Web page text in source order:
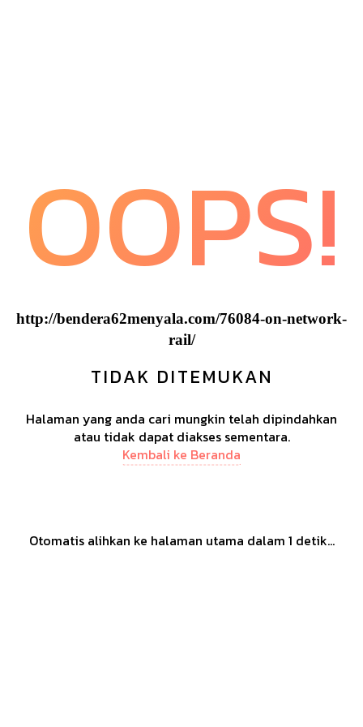
OOPS!
http://bendera62menyala.com/76084-on-network-
rail/
TIDAK DITEMUKAN
Halaman yang anda cari mungkin telah dipindahkan
atau tidak dapat diakses sementara.
Kembali ke Beranda
Otomatis alihkan ke halaman utama dalam 1 detik...